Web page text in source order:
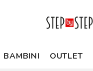
BAMBINI OUTLET